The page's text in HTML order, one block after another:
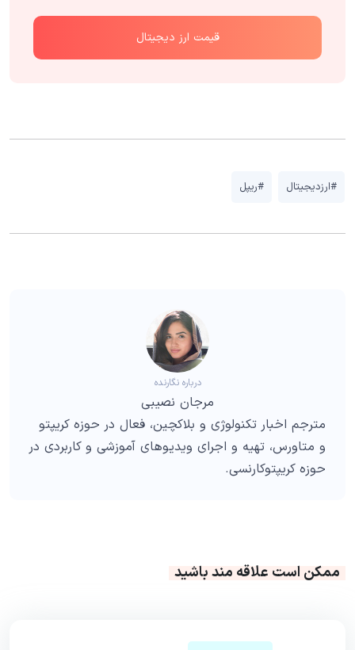
قیمت ارز دیجیتال
#ارزدیجیتال #ریپل
درباره نگارنده
مرجان نصیبی
مترجم اخبار تکنولوژی و بلاکچین، فعال در حوزه کریپتو
و متاورس، تهیه و اجرای ویدیوهای آموزشی و کاربردی در
حوزه کریپتوکارنسی.
ممکن است علاقه مند باشید